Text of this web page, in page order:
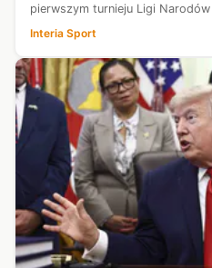
pierwszym turnieju Ligi
Bartosza Gomułki od...
Interia Sport